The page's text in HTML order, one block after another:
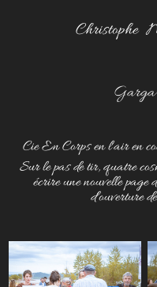
Christophe
Cie En Corps en l'air en
Sur le pas de tir, quatre
écrire une nouvelle page
d'ouverture